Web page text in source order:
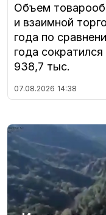
Объем
и взаимной
года по
года
938,7 тыс.
07.08.2026 14:38